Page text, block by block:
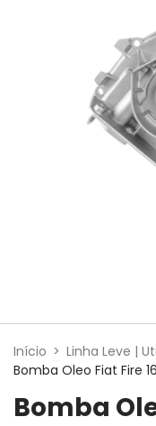
Início > Linha Leve |
Bomba Oleo Fiat Fire
Bomba